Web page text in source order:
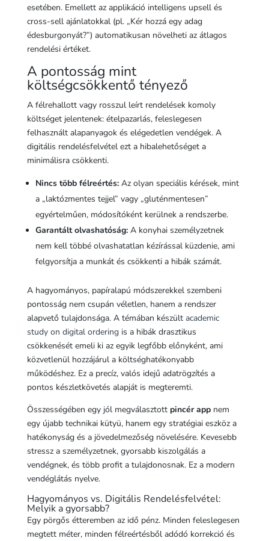
esetében. Emellett az applikáció intelligens upsell és
cross-sell ajánlatokkal (pl. „Kér hozzá egy adag
édesburgonyát?”) automatikusan növelheti az átlagos
rendelési értéket.
A pontosság mint
költségcsökkentő tényező
A félrehallott vagy rosszul leírt rendelések komoly
költséget jelentenek: ételpazarlás, feleslegesen
felhasznált alapanyagok és elégedetlen vendégek. A
digitális rendelésfelvétel ezt a hibalehetőséget a
minimálisra csökkenti.
Nincs több félreértés:Az olyan speciális kérések, mint
a „laktózmentes tejjel” vagy „gluténmentesen”
egyértelműen, módosítóként kerülnek a rendszerbe.
Garantált olvashatóság:A konyhai személyzetnek
nem kell többé olvashatatlan kézírással küzdenie, ami
felgyorsítja a munkát és csökkenti a hibák számát.
A hagyományos, papíralapú módszerekkel szembeni
pontosság nem csupán véletlen, hanem a rendszer
alapvető tulajdonsága. A témában készült academic
study on digital orderingis a hibák drasztikus
csökkenését emeli ki az egyik legfőbb előnyként, ami
közvetlenül hozzájárul a költséghatékonyabb
működéshez. Ez a precíz, valós idejű adatrögzítés a
pontos készletkövetés alapját is megteremti.
Összességében egy jól megválasztott pincér appnem
egy újabb technikai kütyü, hanem egy stratégiai eszköz a
hatékonyság és a jövedelmezőség növelésére. Kevesebb
stressz a személyzetnek, gyorsabb kiszolgálás a
vendégnek, és több profit a tulajdonosnak. Ez a modern
vendéglátás nyelve.
Hagyományos vs. Digitális Rendelésfelvétel:
Melyik a gyorsabb?
Egy pörgős étteremben az idő pénz. Minden feleslegesen
megtett méter, minden félreértésből adódó korrekció és